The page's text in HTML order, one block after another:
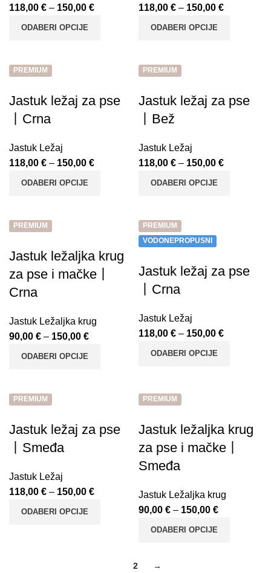
118,00 € – 150,00 €
ODABERI OPCIJE
118,00 € – 150,00 €
ODABERI OPCIJE
PREMIUM
Jastuk ležaj za pse
丨Crna
Jastuk Ležaj
118,00 € – 150,00 €
ODABERI OPCIJE
PREMIUM
Jastuk ležaj za pse
丨Bež
Jastuk Ležaj
118,00 € – 150,00 €
ODABERI OPCIJE
PREMIUM
Jastuk ležaljka krug
za pse i mačke丨
Crna
Jastuk Ležaljka krug
90,00 € – 150,00 €
ODABERI OPCIJE
PREMIUM
VODONEPROPUSNI
Jastuk ležaj za pse
丨Crna
Jastuk Ležaj
118,00 € – 150,00 €
ODABERI OPCIJE
PREMIUM
Jastuk ležaj za pse
丨Smeđa
Jastuk Ležaj
118,00 € – 150,00 €
ODABERI OPCIJE
PREMIUM
Jastuk ležaljka krug
za pse i mačke丨
Smeđa
Jastuk Ležaljka krug
90,00 € – 150,00 €
ODABERI OPCIJE
2 →